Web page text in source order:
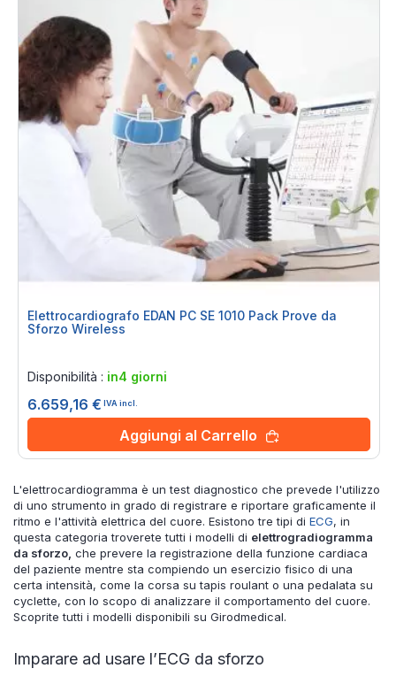
Elettrocardiografo EDAN PC SE 1010 Pack Prove da
Sforzo Wireless
Disponibilità : in4 giorni
6.659,16 € IVA incl.
Aggiungi al Carrello
L'elettrocardiogramma è un test diagnostico che prevede l'utilizzo
di uno strumento in grado di registrare e riportare graficamente il
ritmo e l'attività elettrica del cuore. Esistono tre tipi di ECG, in
questa categoria troverete tutti i modelli di elettrogradiogramma
da sforzo, che prevere la registrazione della funzione cardiaca
del paziente mentre sta compiendo un esercizio fisico di una
certa intensità, come la corsa su tapis roulant o una pedalata su
cyclette, con lo scopo di analizzare il comportamento del cuore.
Scoprite tutti i modelli disponibili su Girodmedical.
Imparare ad usare l’ECG da sforzo